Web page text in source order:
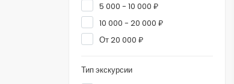
5 000 - 10 000 ₽
10 000 - 20 000 ₽
От 20 000 ₽
Тип экскурсии